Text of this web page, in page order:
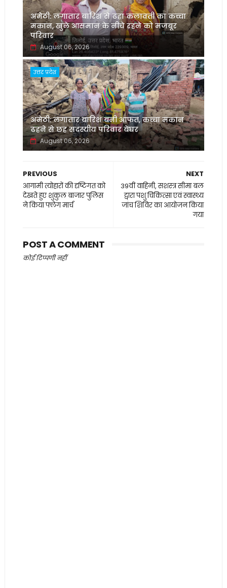
अमेठी: लगातार बारिश से ढहा कलावती का कच्चा
मकान, खुले आसमान के नीचे रहने को मजबूर
परिवार
August 06, 2026
उत्तर प्रदेश
अमेठी: लगातार बारिश बनी आफत, कच्चा मकान
ढहने से छह सदस्यीय परिवार बेघर
August 06, 2026
NEXT
39वीं वाहिनी, सशस्त्र सीमा बल
द्वारा पशु चिकित्सा एवं स्वास्थ्य
जांच शिविर का आयोजन किया
गया
PREVIOUS
आगामी त्योहारों की दृष्टिगत को
देखते हुए शुकुल बाजार पुलिस
ने किया फ्लेग मार्च
POST A COMMENT
कोई टिप्पणी नहीं